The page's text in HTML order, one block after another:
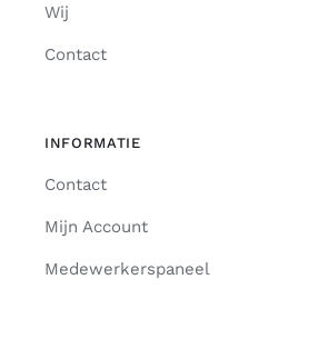
Wij
Contact
INFORMATIE
Contact
Mijn Account
Medewerkerspaneel